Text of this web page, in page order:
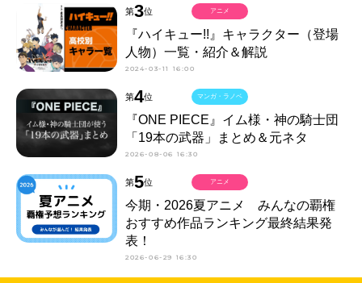
第3位
『ハイキュー!!』キャラクター（登場
人物）一覧・紹介＆解説
2024-03-11 16:00
アニメ
第4位
『ONE PIECE』イム様・神の騎士団
「19本の武器」まとめ＆元ネタ
2026-08-06 16:30
マンガ・ラノベ
第5位
今期・2026夏アニメ みんなの覇権
おすすめ作品ランキング最終結果発
表！
2026-06-29 16:30
アニメ